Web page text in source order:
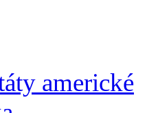
americké